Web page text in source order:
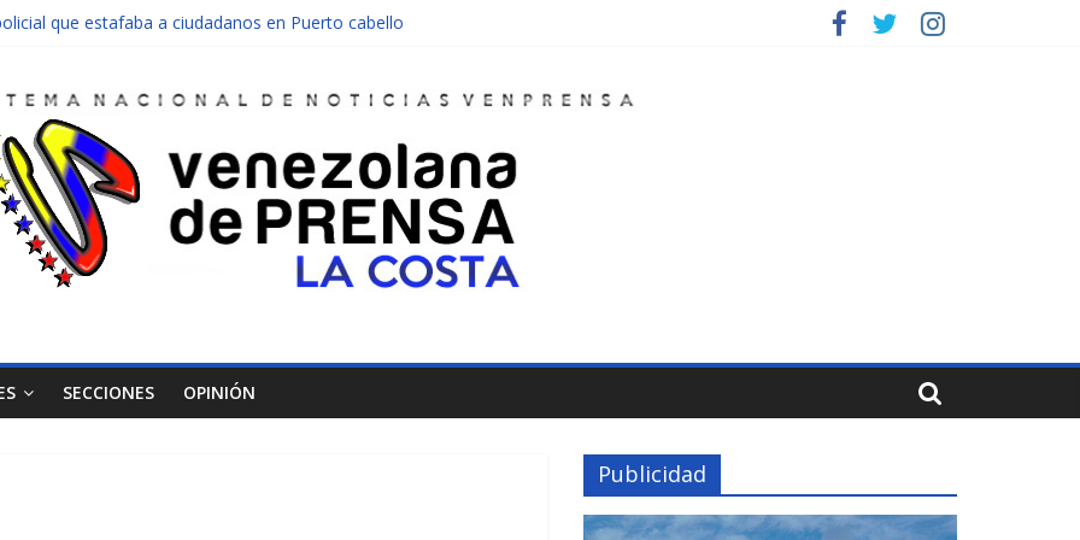
que estafaba a ciudadanos en Puerto cabello
abandonado de Chichiriviche
entre Colombia y Margarita el 27 de junio
SECCIONES OPINIÓN
Publicidad